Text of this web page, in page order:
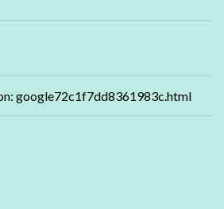
google72c1f7dd8361983c.html